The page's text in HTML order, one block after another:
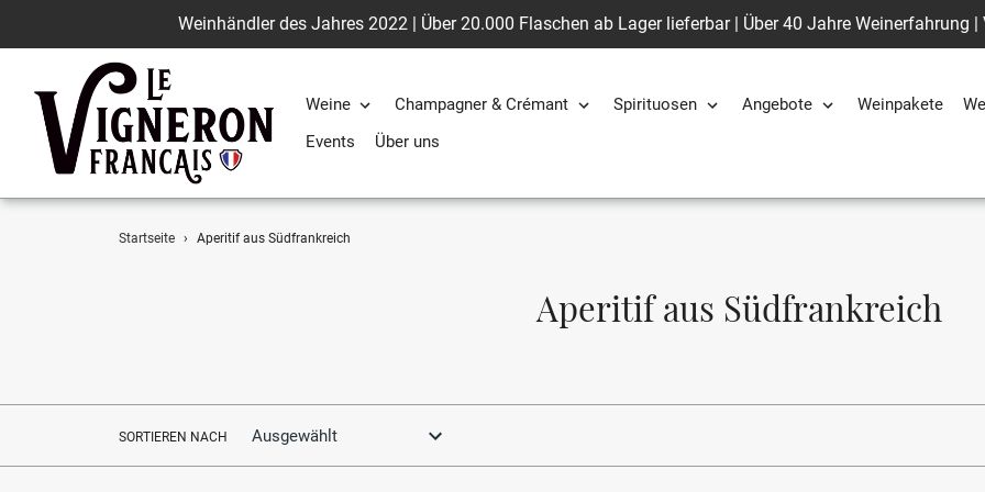
Weinhändler des Jahres 2022 | Über 20.000 Flaschen ab Lager lieferbar | Über 40 Jahre Weinerfahrung
Weine Champagner & Crémant Spirituosen Angebote Weinpakete
Events
Über uns
Startseite › Aperitif aus Südfrankreich
S
l
Aperitif aus Südfrankreich
SORTIEREN NACH